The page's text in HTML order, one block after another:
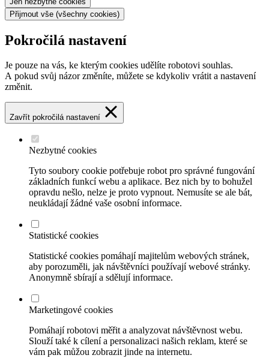
Přijmout vše (všechny cookies)
Pokročilá nastavení
Je pouze na vás, ke kterým cookies udělíte robotovi souhlas.
A pokud svůj názor změníte, můžete se kdykoliv vrátit a nastavení
změnit.
Zavřít pokročilá nastavení
Nezbytné cookies
Tyto soubory cookie potřebuje robot pro správné fungování
základních funkcí webu a aplikace. Bez nich by to bohužel
opravdu nešlo, nelze je proto vypnout. Nemusíte se ale bát,
neukládají žádné vaše osobní informace.
Statistické cookies
Statistické cookies pomáhají majitelům webových stránek,
aby porozuměli, jak návštěvníci používají webové stránky.
Anonymně sbírají a sdělují informace.
Marketingové cookies
Pomáhají robotovi měřit a analyzovat návštěvnost webu.
Slouží také k cílení a personalizaci našich reklam, které se
vám pak můžou zobrazit jinde na internetu.